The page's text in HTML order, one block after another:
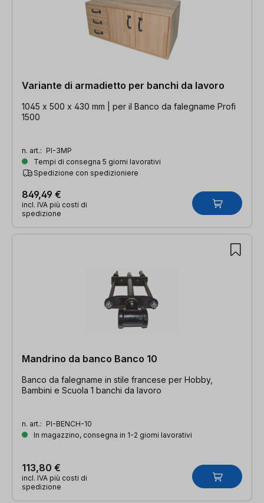
Variante di armadietto per banchi da lavoro
1045 x 500 x 430 mm | per il Banco da falegname Profi
1500
n. art.: PI-3MP
Tempi di consegna 5 giorni lavorativi
Spedizione con spedizioniere
849,49 €
incl. IVA più costi di
spedizione
Mandrino da banco Banco 10
Banco da falegname in stile francese per Hobby,
Bambini e Scuola 1 banchi da lavoro
n. art.: PI-BENCH-10
In magazzino, consegna in 1-2 giorni lavorativi
113,80 €
incl. IVA più costi di
spedizione